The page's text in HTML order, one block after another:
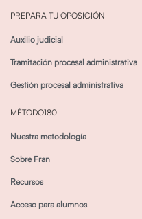
PREPARA TU OPOSICIÓN
Auxilio judicial
Tramitación procesal administrativa
Gestión procesal administrativa
MÉTODO180
Nuestra metodología
Sobre Fran
Recursos
Acceso para alumnos